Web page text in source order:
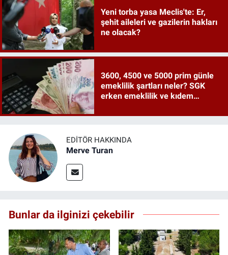
Yeni torba yasa Meclis'te: Er,
şehit aileleri ve gazilerin hakları
ne olacak?
3600, 4500 ve 5000 prim günle
emeklilik şartları neler? SGK
erken emeklilik ve kıdem
EDITÖR HAKKINDA
Merve Turan
Bunlar da ilginizi çekebilir